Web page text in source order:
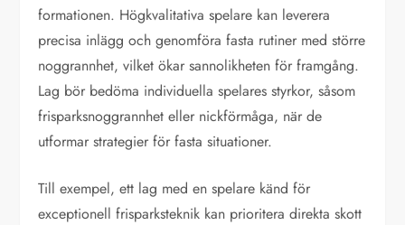
formationen. Högkvalitativa spelare kan leverera
precisa inlägg och genomföra fasta rutiner med större
noggrannhet, vilket ökar sannolikheten för framgång.
Lag bör bedöma individuella spelares styrkor, såsom
frisparksnoggrannhet eller nickförmåga, när de
utformar strategier för fasta situationer.
Till exempel, ett lag med en spelare känd för
exceptionell frisparksteknik kan prioritera direkta skott